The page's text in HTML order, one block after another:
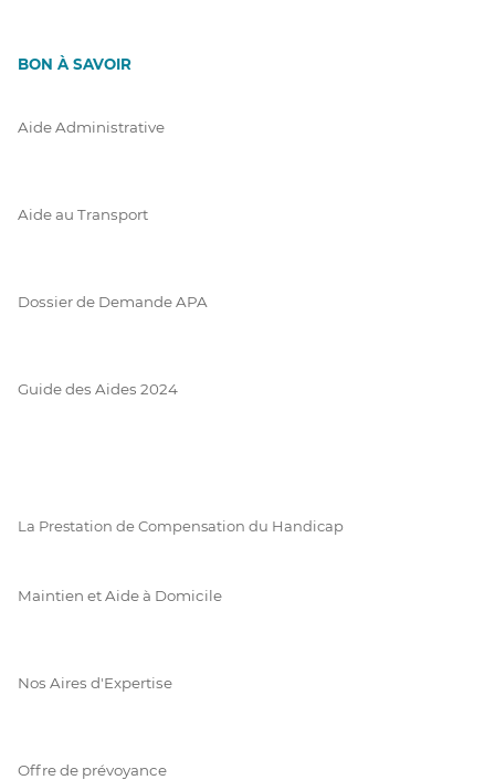
BON À SAVOIR
Aide Administrative
Aide au Transport
Dossier de Demande APA
Guide des Aides 2024
La Prestation de Compensation du Handicap
Maintien et Aide à Domicile
Nos Aires d'Expertise
Offre de prévoyance